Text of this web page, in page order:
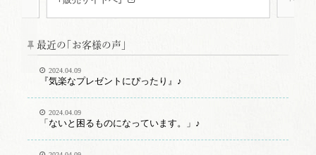
最近の｢お客様の声｣
2024.04.09
『気楽なプレゼントにぴったり』♪
2024.04.09
「ないと困るものになっています。」♪